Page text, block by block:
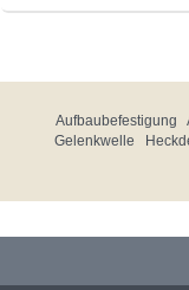
Aufbaubefestigung
Gelenkwelle